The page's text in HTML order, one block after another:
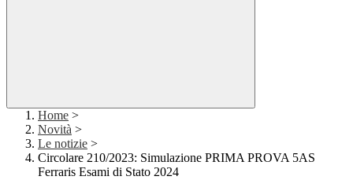
Home >
Novità >
Le notizie >
Circolare 210/2023: Simulazione PRIMA PROVA 5AS
Ferraris Esami di Stato 2024